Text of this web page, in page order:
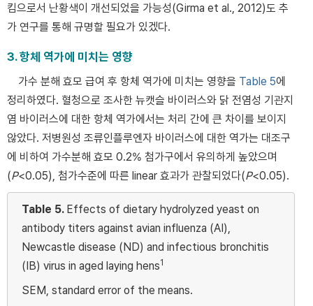
킴으로서 난황색이 개선되었을 가능성(Girma et al., 2012)도 추
가 연구를 통해 규명할 필요가 있겠다.
3. 항체 역가에 미치는 영향
가수 분해 효모 급여 후 항체 역가에 미치는 영향을 Table 5에
정리하였다. 혈청으로 조사한 뉴캣슬 바이러스와 닭 전염성 기관지
염 바이러스에 대한 항체 역가에서는 처리 간에 큰 차이를 보이지
않았다. 저병원성 조류인플루엔자 바이러스에 대한 역가는 대조구
에 비하여 가수분해 효모 0.2% 첨가구에서 유의하게 높았으며
(P<0.05), 첨가수준에 따른 linear 효과가 관찰되었다(P<0.05).
Table 5. Effects of dietary hydrolyzed yeast on
antibody titers against avian influenza (AI),
Newcastle disease (ND) and infectious bronchitis
(IB) virus in aged laying hens1
SEM, standard error of the means.